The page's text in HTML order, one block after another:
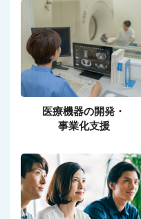
医療機器の開発・
事業化支援